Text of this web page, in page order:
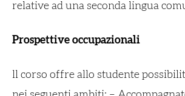
relative ad una seconda lingua
Prospettive occupazionali
ll corso offre allo studente